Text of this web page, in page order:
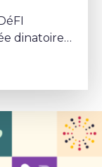
dinatoire